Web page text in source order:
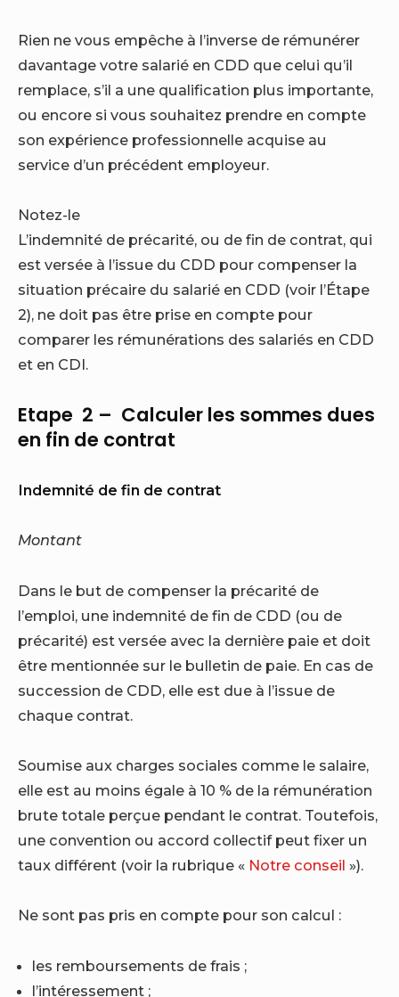
Rien ne vous empêche à l’inverse de rémunérer
davantage votre salarié en CDD que celui qu’il
remplace, s’il a une qualification plus importante,
ou encore si vous souhaitez prendre en compte
son expérience professionnelle acquise au
service d’un précédent employeur.
Notez-le
L’indemnité de précarité, ou de fin de contrat, qui
est versée à l’issue du CDD pour compenser la
situation précaire du salarié en CDD (voir l’Étape
2), ne doit pas être prise en compte pour
comparer les rémunérations des salariés en CDD
et en CDI.
Etape 2 – Calculer les sommes dues
en fin de contrat
Indemnité de fin de contrat
Montant
Dans le but de compenser la précarité de
l’emploi, une indemnité de fin de CDD (ou de
précarité) est versée avec la dernière paie et doit
être mentionnée sur le bulletin de paie. En cas de
succession de CDD, elle est due à l’issue de
chaque contrat.
Soumise aux charges sociales comme le salaire,
elle est au moins égale à 10 % de la rémunération
brute totale perçue pendant le contrat. Toutefois,
une convention ou accord collectif peut fixer un
taux différent (voir la rubrique « Notre conseil »).
Ne sont pas pris en compte pour son calcul :
les remboursements de frais ;
l’intéressement ;